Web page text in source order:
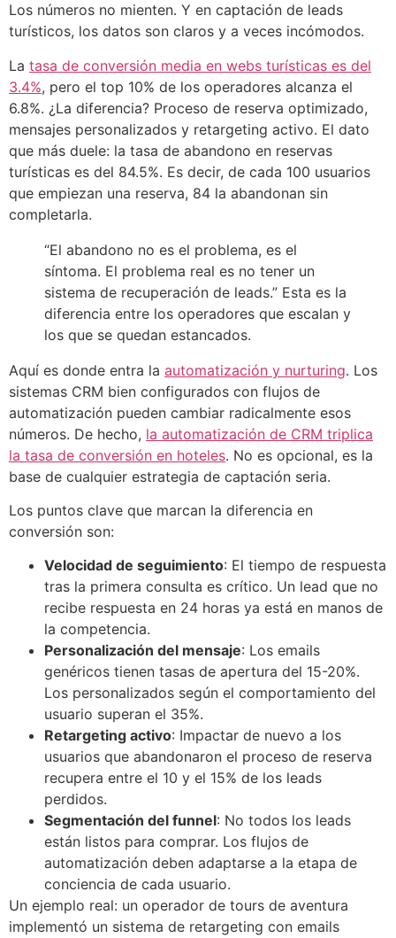
Los números no mienten. Y en captación de leads
turísticos, los datos son claros y a veces incómodos.
La tasa de conversión media en webs turísticas es del
3.4%, pero el top 10% de los operadores alcanza el
6.8%. ¿La diferencia? Proceso de reserva optimizado,
mensajes personalizados y retargeting activo. El dato
que más duele: la tasa de abandono en reservas
turísticas es del 84.5%. Es decir, de cada 100 usuarios
que empiezan una reserva, 84 la abandonan sin
completarla.
“El abandono no es el problema, es el
síntoma. El problema real es no tener un
sistema de recuperación de leads.” Esta es la
diferencia entre los operadores que escalan y
los que se quedan estancados.
Aquí es donde entra la automatización y nurturing. Los
sistemas CRM bien configurados con flujos de
automatización pueden cambiar radicalmente esos
números. De hecho, la automatización de CRM triplica
la tasa de conversión en hoteles. No es opcional, es la
base de cualquier estrategia de captación seria.
Los puntos clave que marcan la diferencia en
conversión son:
Velocidad de seguimiento: El tiempo de respuesta
tras la primera consulta es crítico. Un lead que no
recibe respuesta en 24 horas ya está en manos de
la competencia.
Personalización del mensaje: Los emails
genéricos tienen tasas de apertura del 15-20%.
Los personalizados según el comportamiento del
usuario superan el 35%.
Retargeting activo: Impactar de nuevo a los
usuarios que abandonaron el proceso de reserva
recupera entre el 10 y el 15% de los leads
perdidos.
Segmentación del funnel: No todos los leads
están listos para comprar. Los flujos de
automatización deben adaptarse a la etapa de
conciencia de cada usuario.
Un ejemplo real: un operador de tours de aventura
implementó un sistema de retargeting con emails